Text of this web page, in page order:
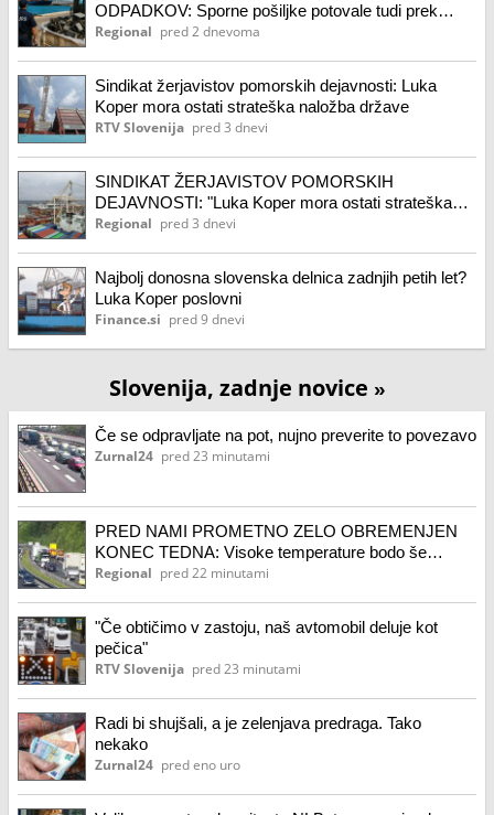
ODPADKOV: Sporne pošiljke potovale tudi prek
Luke Koper
Regional pred 2 dnevoma
Sindikat žerjavistov pomorskih dejavnosti: Luka
Koper mora ostati strateška naložba države
RTV Slovenija pred 3 dnevi
SINDIKAT ŽERJAVISTOV POMORSKIH
DEJAVNOSTI: "Luka Koper mora ostati strateška
naložba države"
Regional pred 3 dnevi
Najbolj donosna slovenska delnica zadnjih petih let?
Luka Koper poslovni
Finance.si pred 9 dnevi
Slovenija, zadnje novice »
Če se odpravljate na pot, nujno preverite to povezavo
Zurnal24 pred 23 minutami
PRED NAMI PROMETNO ZELO OBREMENJEN
KONEC TEDNA: Visoke temperature bodo še
vztrajale
Regional pred 22 minutami
"Če obtičimo v zastoju, naš avtomobil deluje kot
pečica"
RTV Slovenija pred 23 minutami
Radi bi shujšali, a je zelenjava predraga. Tako
nekako
Zurnal24 pred eno uro